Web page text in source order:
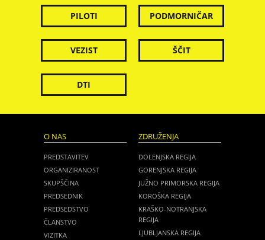
PILOTI PODMORNIČAR
VEZIST ŠČIT
DTI
O NAS
PREDSTAVITEV
ORGANIZIRANOST
SKUPŠČINA
PREDSEDNIK
PREDSEDSTVO
ČLANSTVO
VIZITKA
ZDRUŽENJA
DOLENJSKA REGIJA
GORENJSKA REGIJA
JUŽNO PRIMORSKA REGIJA
KOROŠKA REGIJA
KRAŠKO-NOTRANJSKA
REGIJA
LJUBLJANSKA REGIJA